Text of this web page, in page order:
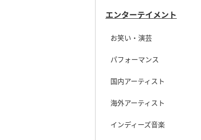
エンターテイメント
お笑い・演芸
パフォーマンス
国内アーティスト
海外アーティスト
インディーズ音楽